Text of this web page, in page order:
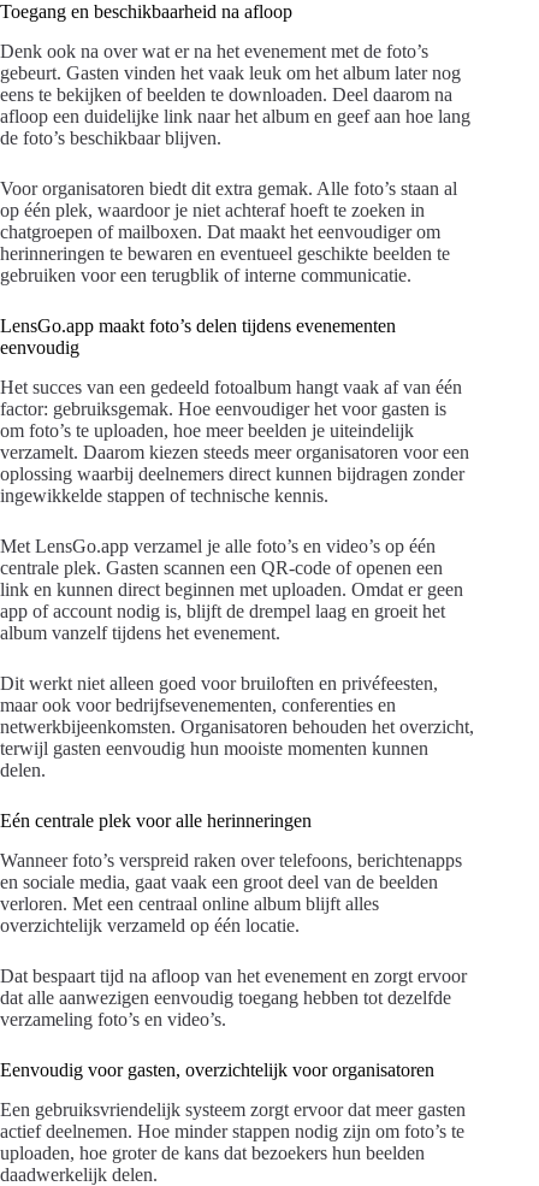
Toegang en beschikbaarheid na afloop
Denk ook na over wat er na het evenement met de foto’s
gebeurt. Gasten vinden het vaak leuk om het album later nog
eens te bekijken of beelden te downloaden. Deel daarom na
afloop een duidelijke link naar het album en geef aan hoe lang
de foto’s beschikbaar blijven.
Voor organisatoren biedt dit extra gemak. Alle foto’s staan al
op één plek, waardoor je niet achteraf hoeft te zoeken in
chatgroepen of mailboxen. Dat maakt het eenvoudiger om
herinneringen te bewaren en eventueel geschikte beelden te
gebruiken voor een terugblik of interne communicatie.
LensGo.app maakt foto’s delen tijdens evenementen
eenvoudig
Het succes van een gedeeld fotoalbum hangt vaak af van één
factor: gebruiksgemak. Hoe eenvoudiger het voor gasten is
om foto’s te uploaden, hoe meer beelden je uiteindelijk
verzamelt. Daarom kiezen steeds meer organisatoren voor een
oplossing waarbij deelnemers direct kunnen bijdragen zonder
ingewikkelde stappen of technische kennis.
Met LensGo.app verzamel je alle foto’s en video’s op één
centrale plek. Gasten scannen een QR-code of openen een
link en kunnen direct beginnen met uploaden. Omdat er geen
app of account nodig is, blijft de drempel laag en groeit het
album vanzelf tijdens het evenement.
Dit werkt niet alleen goed voor bruiloften en privéfeesten,
maar ook voor bedrijfsevenementen, conferenties en
netwerkbijeenkomsten. Organisatoren behouden het overzicht,
terwijl gasten eenvoudig hun mooiste momenten kunnen
delen.
Eén centrale plek voor alle herinneringen
Wanneer foto’s verspreid raken over telefoons, berichtenapps
en sociale media, gaat vaak een groot deel van de beelden
verloren. Met een centraal online album blijft alles
overzichtelijk verzameld op één locatie.
Dat bespaart tijd na afloop van het evenement en zorgt ervoor
dat alle aanwezigen eenvoudig toegang hebben tot dezelfde
verzameling foto’s en video’s.
Eenvoudig voor gasten, overzichtelijk voor organisatoren
Een gebruiksvriendelijk systeem zorgt ervoor dat meer gasten
actief deelnemen. Hoe minder stappen nodig zijn om foto’s te
uploaden, hoe groter de kans dat bezoekers hun beelden
daadwerkelijk delen.